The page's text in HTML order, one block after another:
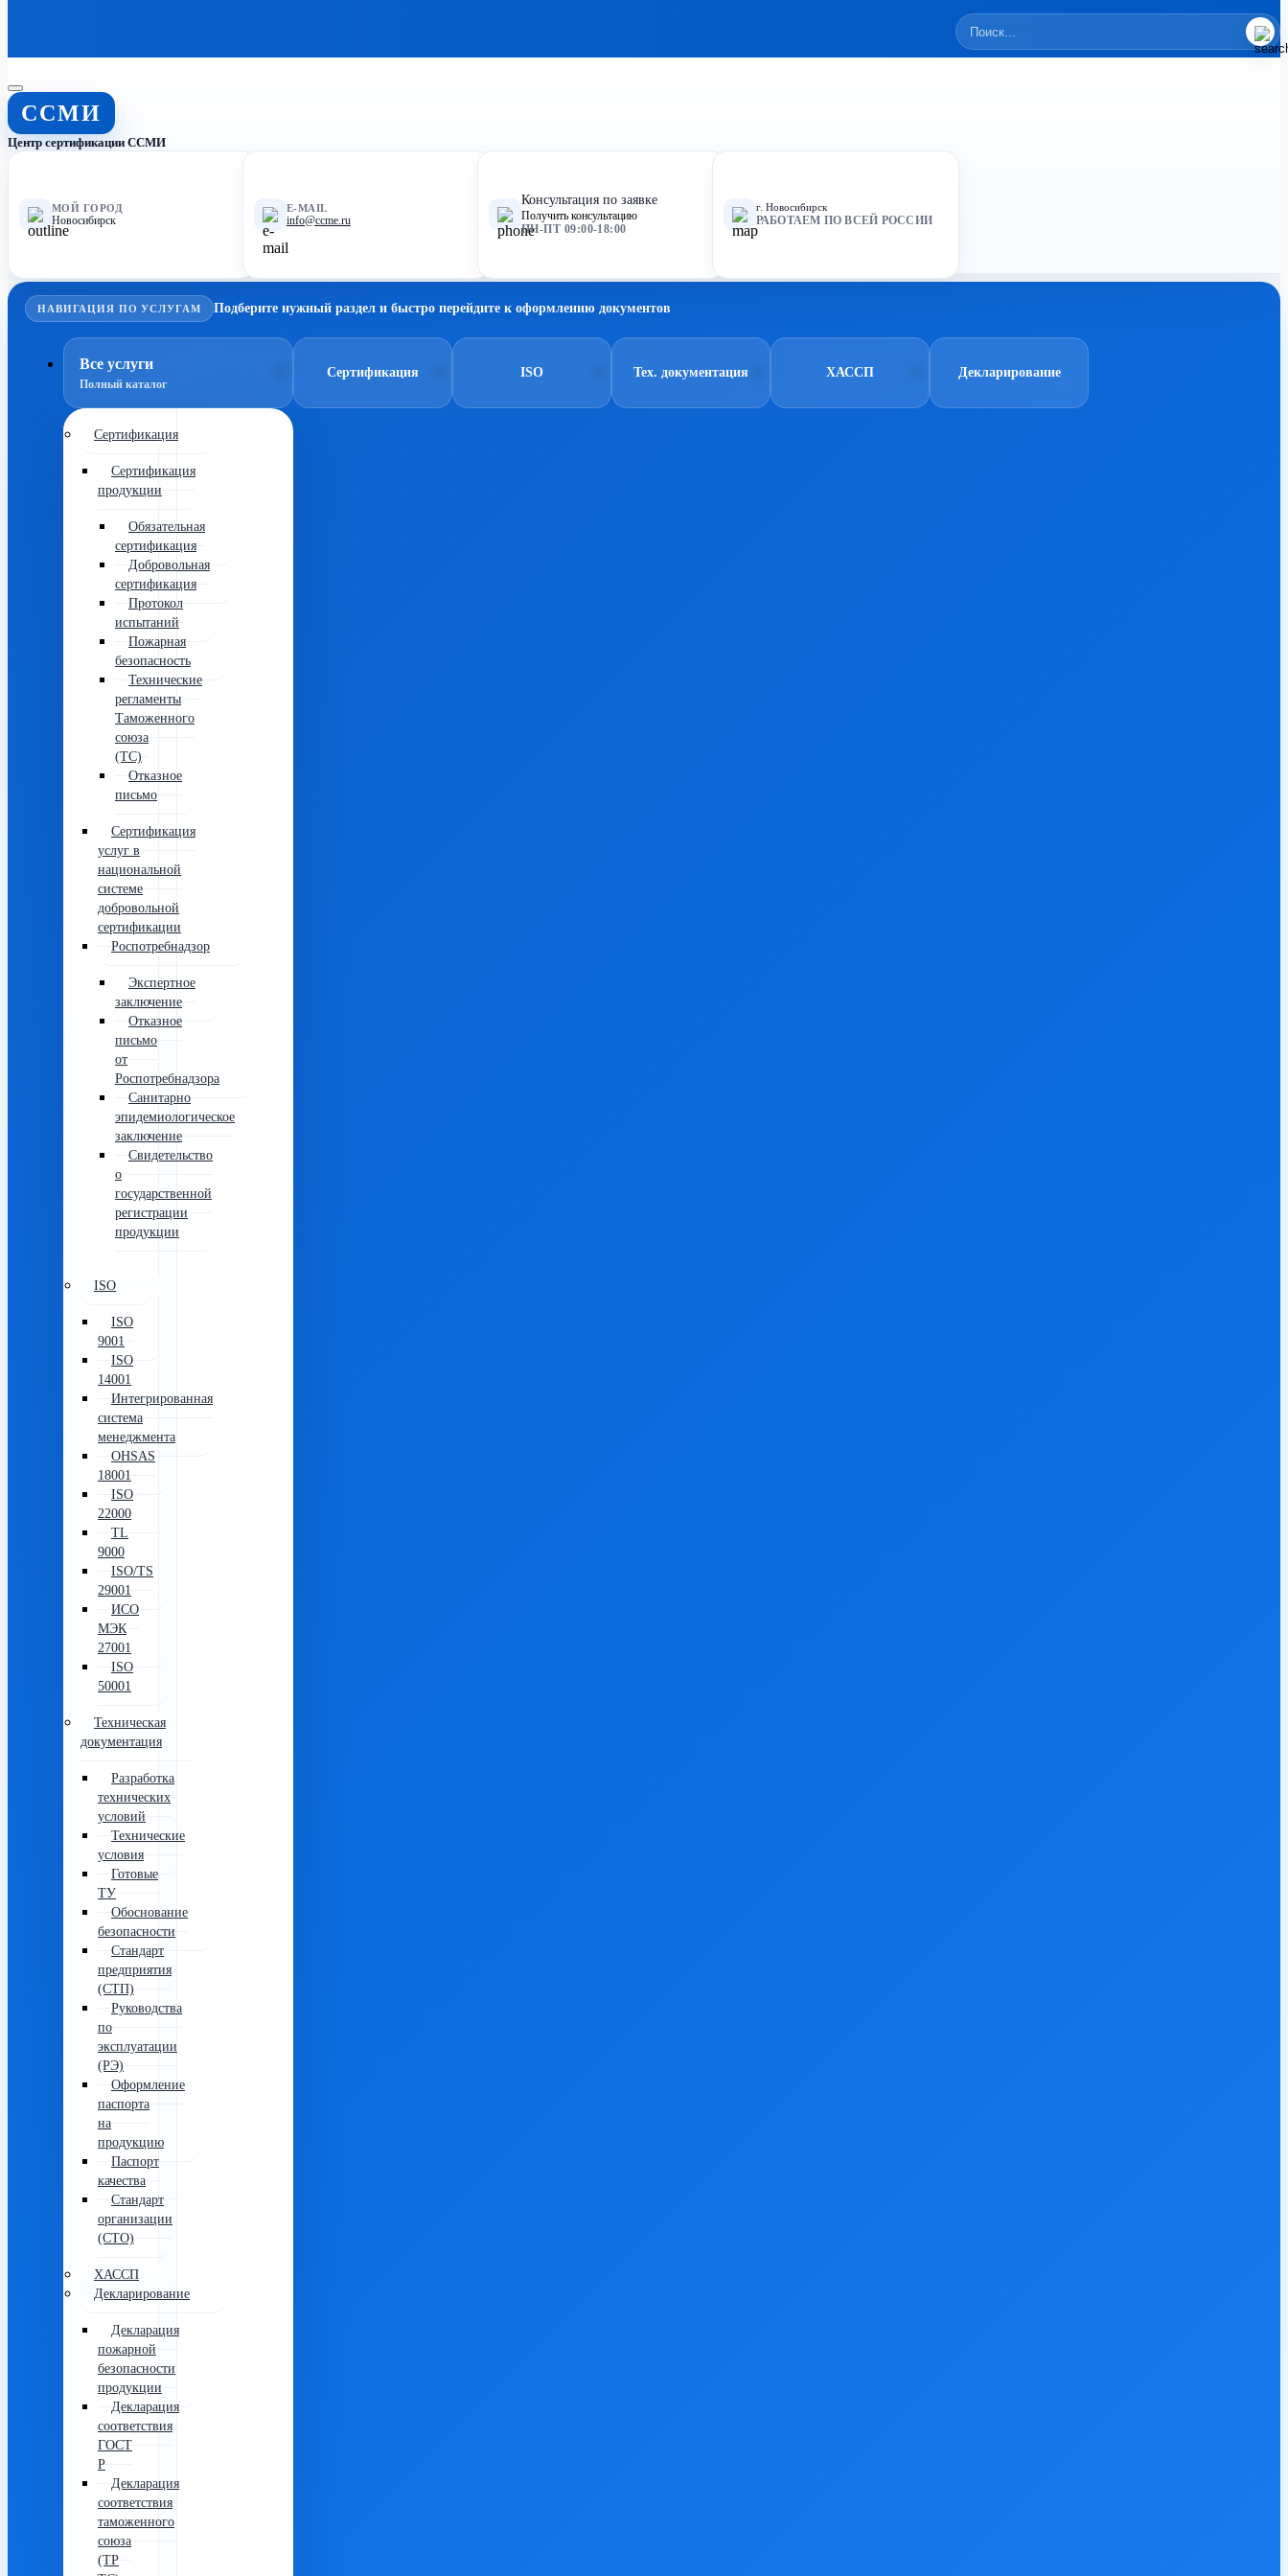
ССМИ
Центр сертификации ССМИ
МОЙ ГОРОД
Новосибирск
E-MAIL
info@ccme.ru
Консультация по заявке
Получить консультацию
ПН-ПТ 09:00-18:00
г. Новосибирск
РАБОТАЕМ ПО ВСЕЙ РОССИИ
НАВИГАЦИЯ ПО УСЛУГАМ Подберите нужный раздел и быстро перейдите к оформлению документов
Все услуги
Полный каталог
Сертификация
Сертификация
продукции
Обязательная
сертификация
Добровольная
сертификация
Протокол
испытаний
Пожарная
безопасность
Технические
регламенты
Таможенного
союза
(ТС)
Отказное
письмо
Сертификация
услуг в
национальной
системе
добровольной
сертификации
Роспотребнадзор
Экспертное
заключение
Отказное
письмо
от
Роспотребнадзора
Санитарно
эпидемиологическое
заключение
Свидетельство
о
государственной
регистрации
продукции
ISO
ISO
9001
ISO
14001
Интегрированная
система
менеджмента
OHSAS
18001
ISO
22000
TL
9000
ISO/TS
29001
ИСО
МЭК
27001
ISO
50001
Техническая
документация
Разработка
технических
условий
Технические
условия
Готовые
ТУ
Обоснование
безопасности
Стандарт
предприятия
(СТП)
Руководства
по
эксплуатации
(РЭ)
Оформление
паспорта
на
продукцию
Паспорт
качества
Стандарт
организации
(СТО)
ХАССП
Декларирование
Декларация
пожарной
безопасности
продукции
Декларация
соответствия
ГОСТ
Р
Декларация
соответствия
таможенного
союза
(ТР
Сертификация ISO Тех. документация ХАССП Декларирование